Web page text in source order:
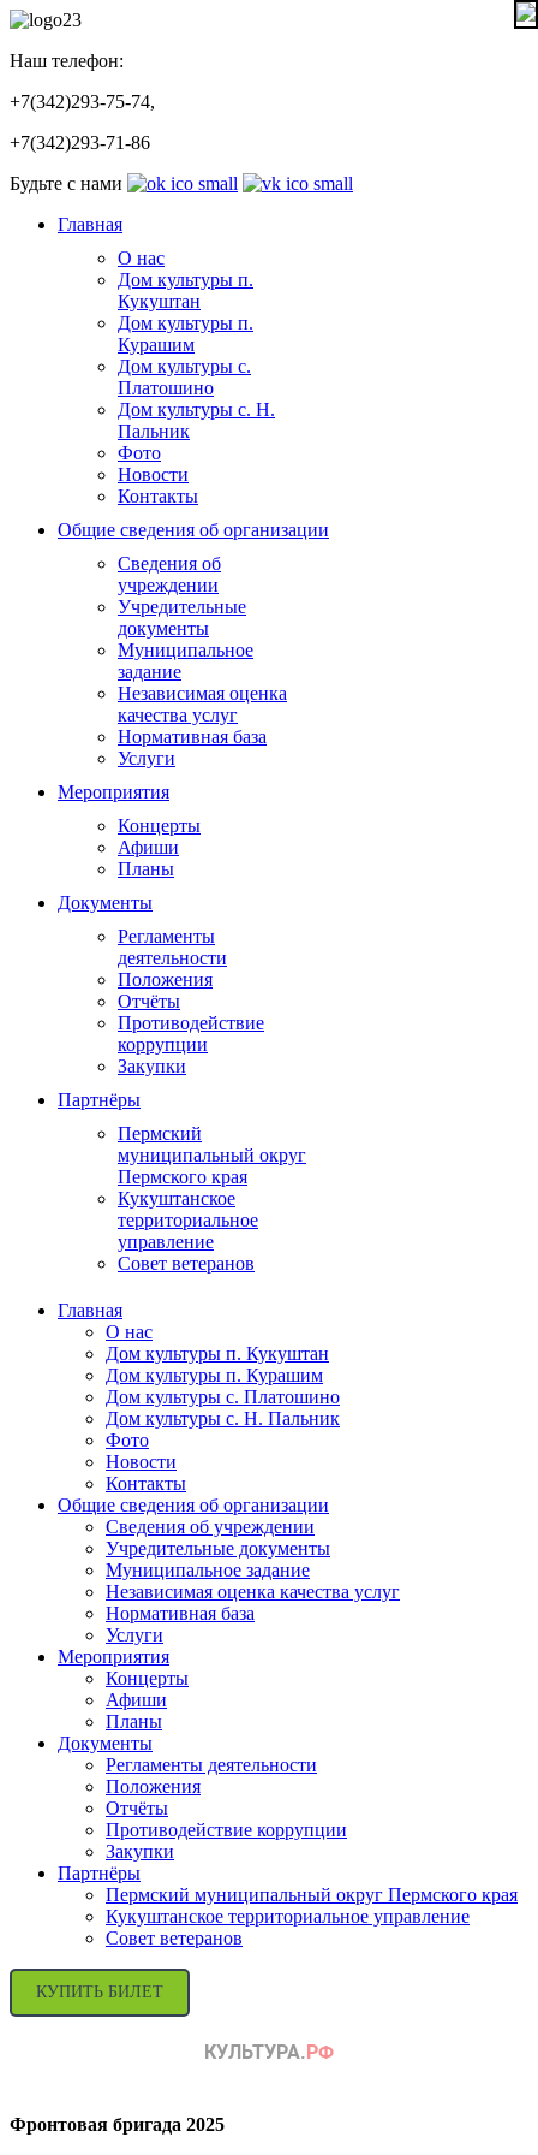
Наш телефон:
+7(342)293-75-74,
+7(342)293-71-86
Будьте с нами
Главная
О нас
Дом культуры п.
Кукуштан
Дом культуры п.
Курашим
Дом культуры с.
Платошино
Дом культуры с. Н.
Пальник
Фото
Новости
Контакты
Общие сведения об организации
Сведения об
учреждении
Учредительные
документы
Муниципальное
задание
Независимая оценка
качества услуг
Нормативная база
Услуги
Мероприятия
Концерты
Афиши
Планы
Документы
Регламенты
деятельности
Положения
Отчёты
Противодействие
коррупции
Закупки
Партнёры
Пермский
муниципальный округ
Пермского края
Кукуштанское
территориальное
управление
Совет ветеранов
Главная
О нас
Дом культуры п. Кукуштан
Дом культуры п. Курашим
Дом культуры с. Платошино
Дом культуры с. Н. Пальник
Фото
Новости
Контакты
Общие сведения об организации
Сведения об учреждении
Учредительные документы
Муниципальное задание
Независимая оценка качества услуг
Нормативная база
Услуги
Мероприятия
Концерты
Афиши
Планы
Документы
Регламенты деятельности
Положения
Отчёты
Противодействие коррупции
Закупки
Партнёры
Пермский муниципальный округ Пермского края
Кукуштанское территориальное управление
Совет ветеранов
КУПИТЬ БИЛЕТ
Фронтовая бригада 2025